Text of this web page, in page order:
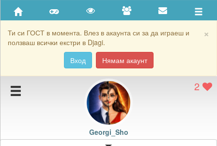
×
Ти си ГОСТ в момента. Влез в акаунта си за да играеш и
ползваш всички екстри в Djagi.
Вход
Нямам акаунт
Приятели
Хронология на игри
Подаръците на Georgi_Sho
Картичките на Georgi_Sho
Блокирай Georgi_Sho
2
Georgi_Sho